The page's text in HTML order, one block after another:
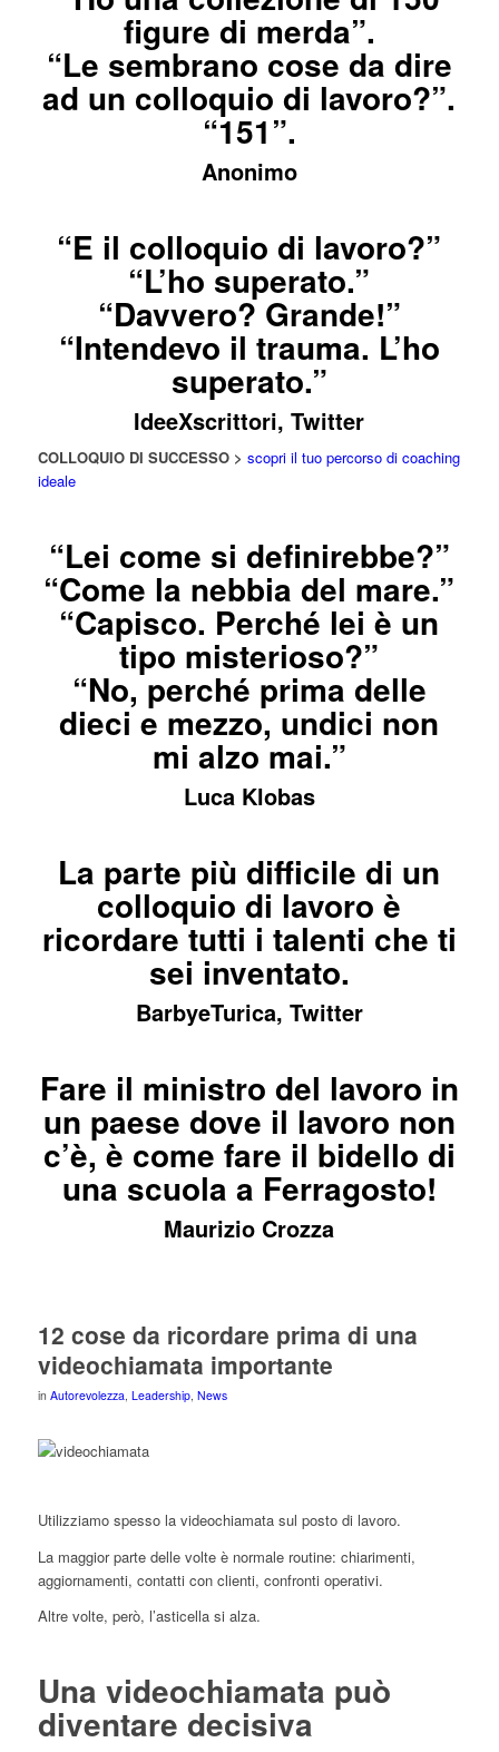
figure di merda”.
“Le sembrano cose da dire
ad un colloquio di lavoro?”.
“151”.
Anonimo
“E il colloquio di lavoro?”
“L’ho superato.”
“Davvero? Grande!”
“Intendevo il trauma. L’ho
superato.”
IdeeXscrittori, Twitter
COLLOQUIO DI SUCCESSO > scopri il tuo percorso di coaching
ideale
“Lei come si definirebbe?”
“Come la nebbia del mare.”
“Capisco. Perché lei è un
tipo misterioso?”
“No, perché prima delle
dieci e mezzo, undici non
mi alzo mai.”
Luca Klobas
La parte più difficile di un
colloquio di lavoro è
ricordare tutti i talenti che ti
sei inventato.
BarbyeTurica, Twitter
Fare il ministro del lavoro in
un paese dove il lavoro non
c’è, è come fare il bidello di
una scuola a Ferragosto!
Maurizio Crozza
12 cose da ricordare prima di una
videochiamata importante
in Autorevolezza, Leadership, News
Utilizziamo spesso la videochiamata sul posto di lavoro.
La maggior parte delle volte è normale routine: chiarimenti,
aggiornamenti, contatti con clienti, confronti operativi.
Altre volte, però, l’asticella si alza.
Una videochiamata può
diventare decisiva